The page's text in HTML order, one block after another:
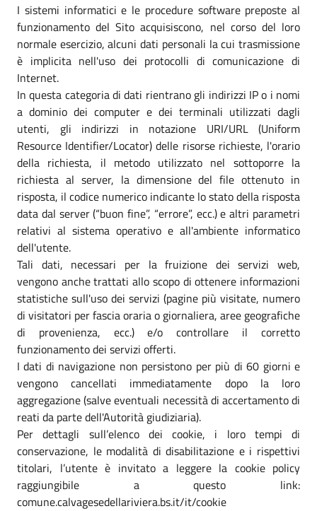
I sistemi informatici e le procedure software preposte al
funzionamento del Sito acquisiscono, nel corso del loro
normale esercizio, alcuni dati personali la cui trasmissione
è implicita nell'uso dei protocolli di comunicazione di
Internet.
In questa categoria di dati rientrano gli indirizzi IP o i nomi
a dominio dei computer e dei terminali utilizzati dagli
utenti, gli indirizzi in notazione URI/URL (Uniform
Resource Identifier/Locator) delle risorse richieste, l'orario
della richiesta, il metodo utilizzato nel sottoporre la
richiesta al server, la dimensione del file ottenuto in
risposta, il codice numerico indicante lo stato della risposta
data dal server (“buon fine”, “errore”, ecc.) e altri parametri
relativi al sistema operativo e all'ambiente informatico
dell'utente.
Tali dati, necessari per la fruizione dei servizi web,
vengono anche trattati allo scopo di ottenere informazioni
statistiche sull'uso dei servizi (pagine più visitate, numero
di visitatori per fascia oraria o giornaliera, aree geografiche
di provenienza, ecc.) e/o controllare il corretto
funzionamento dei servizi offerti.
I dati di navigazione non persistono per più di 60 giorni e
vengono cancellati immediatamente dopo la loro
aggregazione (salve eventuali necessità di accertamento di
reati da parte dell'Autorità giudiziaria).
Per dettagli sull’elenco dei cookie, i loro tempi di
conservazione, le modalità di disabilitazione e i rispettivi
titolari, l’utente è invitato a leggere la cookie policy
raggiungibile a questo link:
comune.calvagesedellariviera.bs.it/it/cookie